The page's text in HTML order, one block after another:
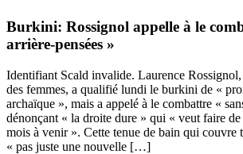
Burkini: Rossignol appelle à le
arrière-pensées »
Identifiant Scald invalide. Laurence
des femmes, a qualifié lundi le burkini de «
archaïque », mais a appelé à le combattre «
dénonçant « la droite dure » qui « veut faire de
mois à venir ». Cette tenue de bain qui couvre
« pas juste une nouvelle […]